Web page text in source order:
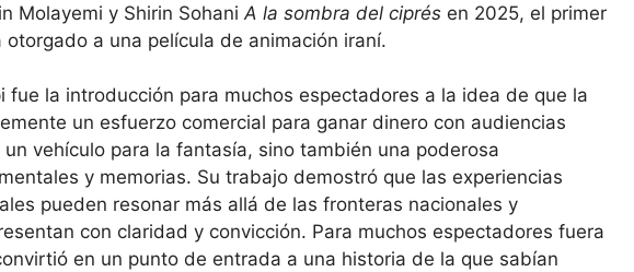
Molayemi y Shirin Sohani A la sombra del ciprés en 2025, el primer
a una película de animación iraní.
fue la introducción para muchos espectadores a la idea de que la
un esfuerzo comercial para ganar dinero con audiencias
vehículo para la fantasía, sino también una poderosa
y memorias. Su trabajo demostró que las experiencias
pueden resonar más allá de las fronteras nacionales y
con claridad y convicción. Para muchos espectadores fuera
en un punto de entrada a una historia de la que sabían